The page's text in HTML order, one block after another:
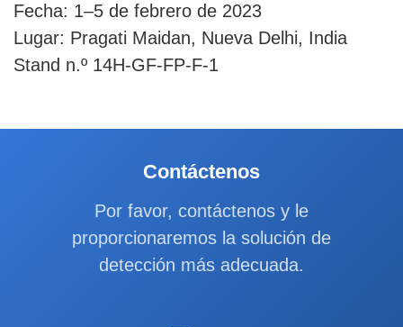
Fecha: 1–5 de febrero de 2023
Lugar: Pragati Maidan, Nueva Delhi, India
Stand n.º 14H-GF-FP-F-1
Contáctenos
Por favor, contáctenos y le
proporcionaremos la solución de
detección más adecuada.